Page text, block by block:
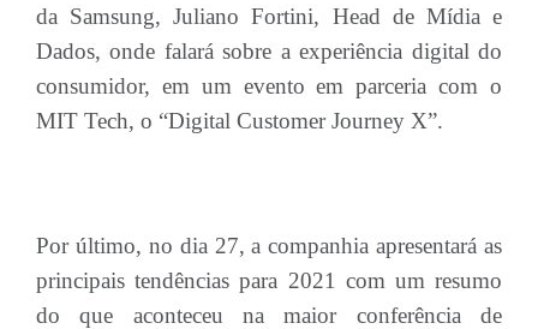
da Samsung, Juliano Fortini, Head de Mídia e
Dados, onde falará sobre a experiência digital do
consumidor, em um evento em parceria com o
MIT Tech, o “Digital Customer Journey X”.
Por último, no dia 27, a companhia apresentará as
principais tendências para 2021 com um resumo
do que aconteceu na maior conferência de